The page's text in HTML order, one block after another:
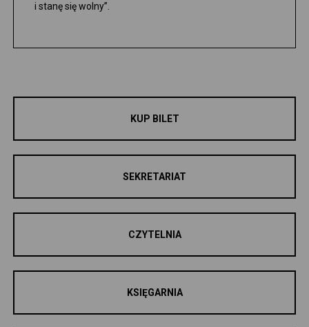
i stanę się wolny”.
KUP BILET
SEKRETARIAT
CZYTELNIA
KSIĘGARNIA